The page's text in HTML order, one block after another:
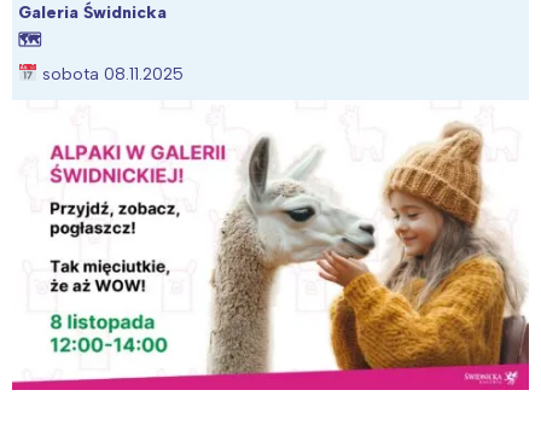
Galeria Świdnicka
🗺
sobota 08.11.2025